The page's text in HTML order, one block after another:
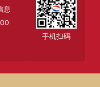
息
手机扫码